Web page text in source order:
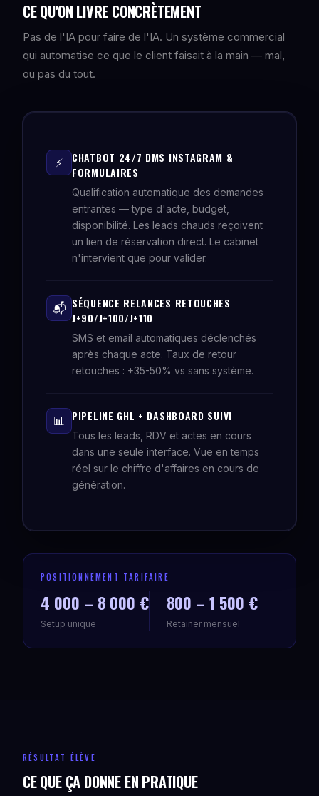
CE QU'ON LIVRE CONCRÈTEMENT
Pas de l'IA pour faire de l'IA. Un système commercial
qui automatise ce que le client faisait à la main — mal,
ou pas du tout.
⚡
CHATBOT 24/7 DMS INSTAGRAM &
FORMULAIRES
Qualification automatique des demandes
entrantes — type d'acte, budget,
disponibilité. Les leads chauds reçoivent
un lien de réservation direct. Le cabinet
n'intervient que pour valider.
📬 SÉQUENCE RELANCES RETOUCHES
J+90/J+100/J+110
SMS et email automatiques déclenchés
après chaque acte. Taux de retour
retouches : +35-50% vs sans système.
📊 PIPELINE GHL + DASHBOARD SUIVI
Tous les leads, RDV et actes en cours
dans une seule interface. Vue en temps
réel sur le chiffre d'affaires en cours de
génération.
POSITIONNEMENT TARIFAIRE
4 000 – 8 000 €
Setup unique
800 – 1 500 €
Retainer mensuel
RÉSULTAT ÉLÈVE
CE QUE ÇA DONNE EN PRATIQUE